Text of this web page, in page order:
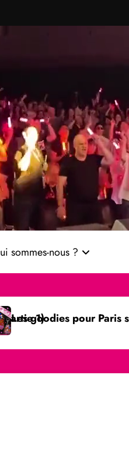
sommes-nous ?
pour Paris sont là !